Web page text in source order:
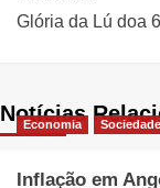
Glória da Lú doa
Notícias
Economia Sociedade
Inflação em